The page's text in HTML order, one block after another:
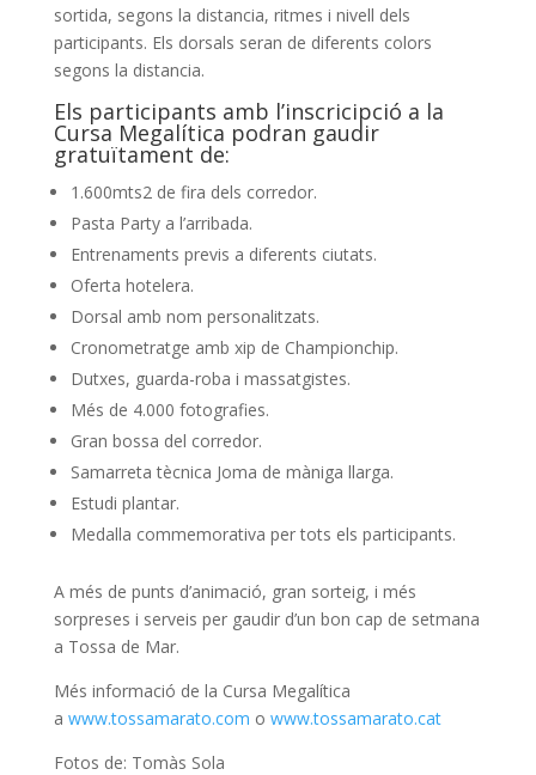
sortida, segons la distancia, ritmes i nivell dels
participants. Els dorsals seran de diferents colors
segons la distancia.
Els participants amb l’inscricipció a la
Cursa Megalítica podran gaudir
gratuïtament de:
1.600mts2 de fira dels corredor.
Pasta Party a l’arribada.
Entrenaments previs a diferents ciutats.
Oferta hotelera.
Dorsal amb nom personalitzats.
Cronometratge amb xip de Championchip.
Dutxes, guarda-roba i massatgistes.
Més de 4.000 fotografies.
Gran bossa del corredor.
Samarreta tècnica Joma de màniga llarga.
Estudi plantar.
Medalla commemorativa per tots els participants.
A més de punts d’animació, gran sorteig, i més
sorpreses i serveis per gaudir d’un bon cap de setmana
a Tossa de Mar.
Més informació de la Cursa Megalítica
a www.tossamarato.com o www.tossamarato.cat
Fotos de: Tomàs Sola